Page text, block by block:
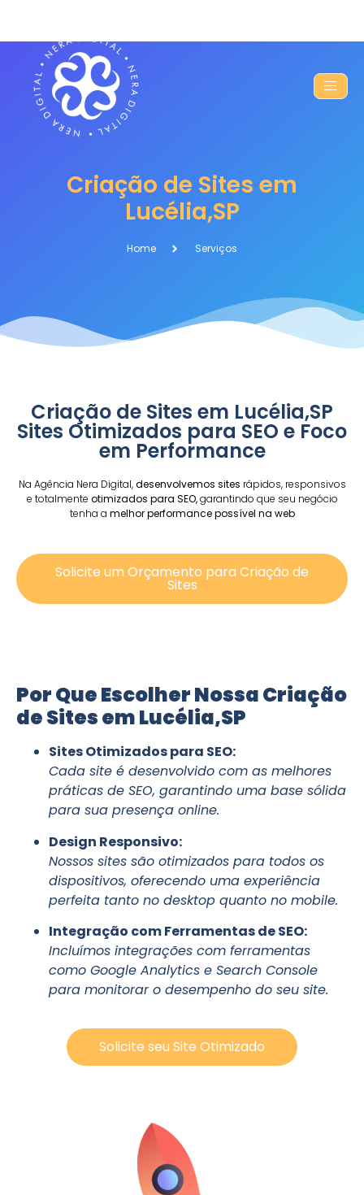
Criação de Sites em
Lucélia,SP
Home Serviços
Criação de Sites em Lucélia,SP
Sites Otimizados para SEO e Foco
em Performance
Na Agência Nera Digital,desenvolvemos sites rápidos, responsivos
e totalmente otimizados para SEO,garantindo que seu negócio
tenha a melhor performance possível na web
Solicite um Orçamento para Criação de
Sites
Por Que Escolher Nossa Criação
de Sites em Lucélia,SP
Sites Otimizados para SEO:
Cada site é desenvolvido com as melhores
práticas de SEO, garantindo uma base sólida
para sua presença online.
Design Responsivo:
Nossos sites são otimizados para todos os
dispositivos, oferecendo uma experiência
perfeita tanto no desktop quanto no mobile.
Integração com Ferramentas de SEO:
Incluímos integrações com ferramentas
como Google Analytics e Search Console
para monitorar o desempenho do seu site.
Solicite seu Site Otimizado